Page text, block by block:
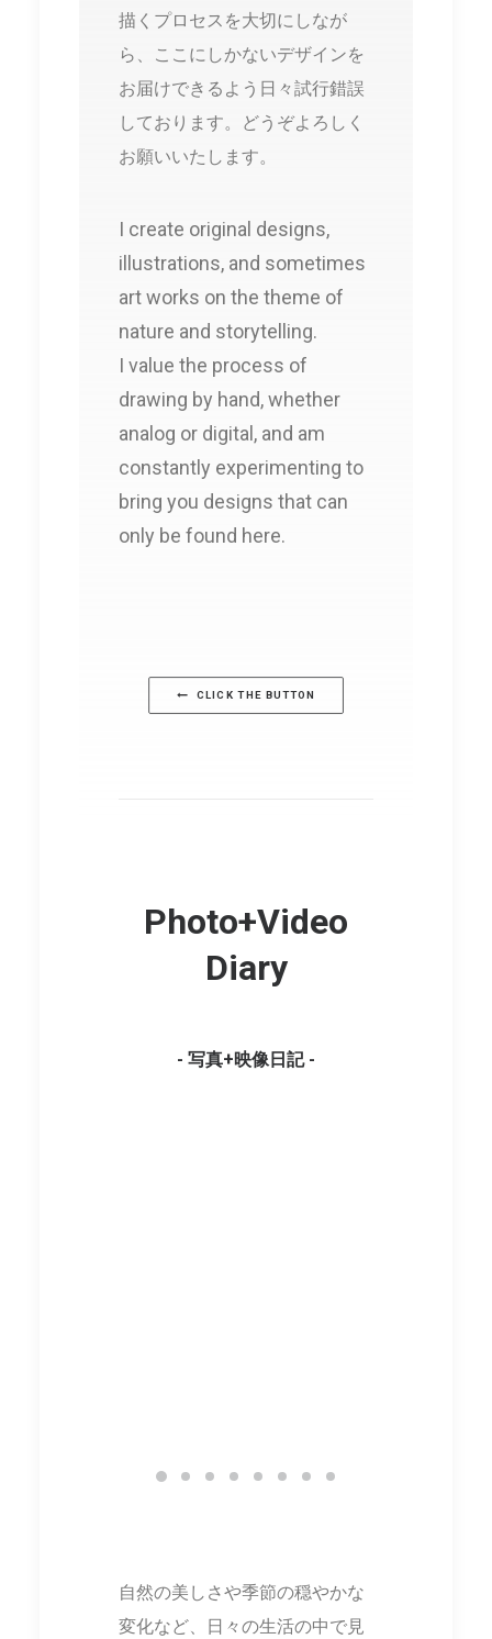
描くプロセスを大切にしなが
ら、
ここにしかないデザインを
お届けできるよう日々試行錯誤
しております。どうぞよろしく
お願いいたします。
I create original designs,
illustrations, and sometimes
art works on the theme of
nature and storytelling.
I value the process of
drawing by hand, whether
analog or digital, and am
constantly experimenting to
bring you designs that can
only be found here.
CLICK THE BUTTON
Photo+Video
Diary
- 写真+映像日記 -
自然の美しさや季節の穏やかな
変化など、日々の生活の中で見